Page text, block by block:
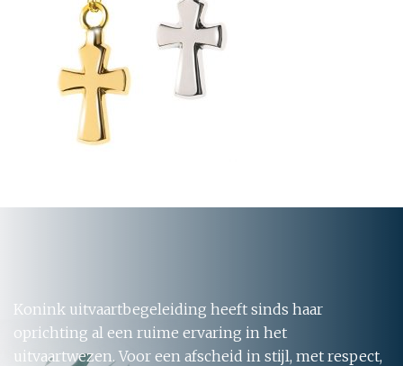
Konink uitvaartbegeleiding heeft sinds haar
oprichting al een ruime ervaring in het
uitvaartwezen. Voor een afscheid in stijl, met respect,